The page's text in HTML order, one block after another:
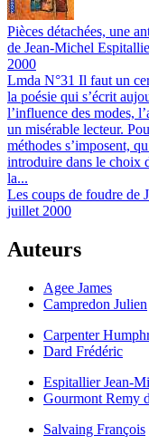
Pièces détachées, une
de Jean-Michel
2000
Lmda N°31 Il faut un
la poésie qui s’écrit
l’influence des modes,
un misérable lecteur.
méthodes s’imposent,
introduire dans le choix
la...
Les coups de foudre de
juillet 2000
Auteurs
Agee James
Campredon Julien
Carpenter
Dard Frédéric
Espitallier Jean-
Gourmont Remy
Salvaing François